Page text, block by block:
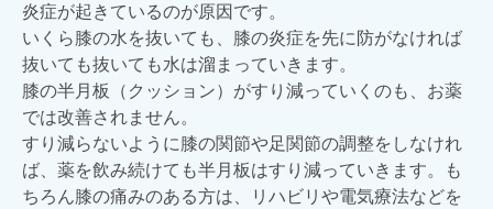
炎症が起きているのが原因です。
いくら膝の水を抜いても、膝の炎症を先に防がなければ
抜いても抜いても水は溜まっていきます。
膝の半月板（クッション）がすり減っていくのも、お薬
では改善されません。
すり減らないように膝の関節や足関節の調整をしなけれ
ば、薬を飲み続けても半月板はすり減っていきます。も
ちろん膝の痛みのある方は、リハビリや電気療法などを